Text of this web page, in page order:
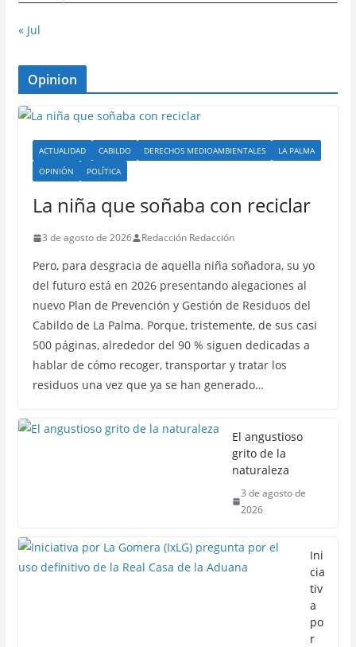
« Jul
Opinion
ACTUALIDAD CABILDO DERECHOS MEDIOAMBIENTALES
LA PALMA
OPINIÓN
POLÍTICA
La niña que soñaba con reciclar
3 de agosto de 2026 Redacción Redacción
Pero, para desgracia de aquella niña soñadora, su yo
del futuro está en 2026 presentando alegaciones al
nuevo Plan de Prevención y Gestión de Residuos del
Cabildo de La Palma. Porque, tristemente, de sus casi
500 páginas, alrededor del 90 % siguen dedicadas a
hablar de cómo recoger, transportar y tratar los
residuos una vez que ya se han generado…
El angustioso
grito de la
naturaleza
3 de agosto de
2026
Ini
cia
tiv
a
po
r